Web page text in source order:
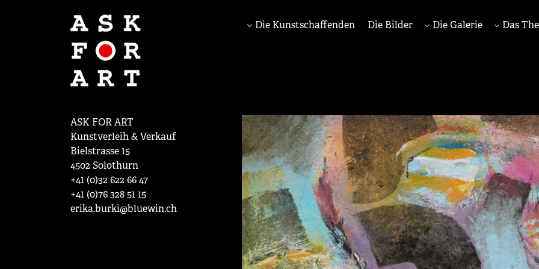
Die Kunstschaffenden Die Bilder Die Galerie Das
ASK FOR ART
Kunstverleih & Verkauf
Bielstrasse 15
4502 Solothurn
+41 (0)32 622 66 47
+41 (0)76 328 51 15
erika.burki@bluewin.ch